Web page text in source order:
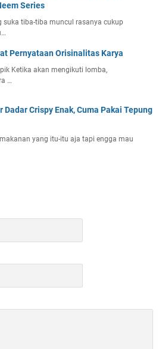
Series
suka tiba-tiba muncul rasanya cukup
Pernyataan Orisinalitas Karya
Ketika akan mengikuti lomba,
…
Dadar Crispy Enak, Cuma Pakai Tepung
yang itu-itu aja tapi engga mau